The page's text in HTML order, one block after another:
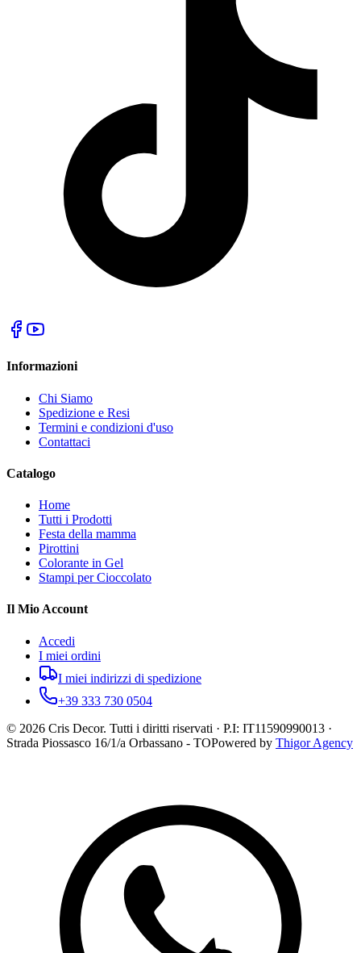
Informazioni
Chi Siamo
Spedizione e Resi
Termini e condizioni d'uso
Contattaci
Catalogo
Home
Tutti i Prodotti
Festa della mamma
Pirottini
Colorante in Gel
Stampi per Cioccolato
Il Mio Account
Accedi
I miei ordini
I miei indirizzi di spedizione
+39 333 730 0504
© 2026 Cris Decor. Tutti i diritti riservati · P.I: IT11590990013 ·
Strada Piossasco 16/1/a Orbassano - TOPowered by Thigor Agency